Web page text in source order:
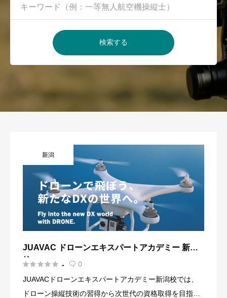
検索する
新潟
JUAVAC ドローンエキスパートアカデミー 新潟
校
 -  0
JUAVACドローンエキスパートアカデミー新潟校では、
ドローン操縦技術の習得から次世代の資格取得を目指せ